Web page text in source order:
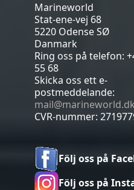
Marineworld
Stat-ene-vej 68
5220 Odense SØ
Danmark
Ring oss på telefon:
55 68
Skicka oss ett e-
postmeddelande:
mail@marineworld.dk
CVR-nummer:
Följ oss på
Följ oss på